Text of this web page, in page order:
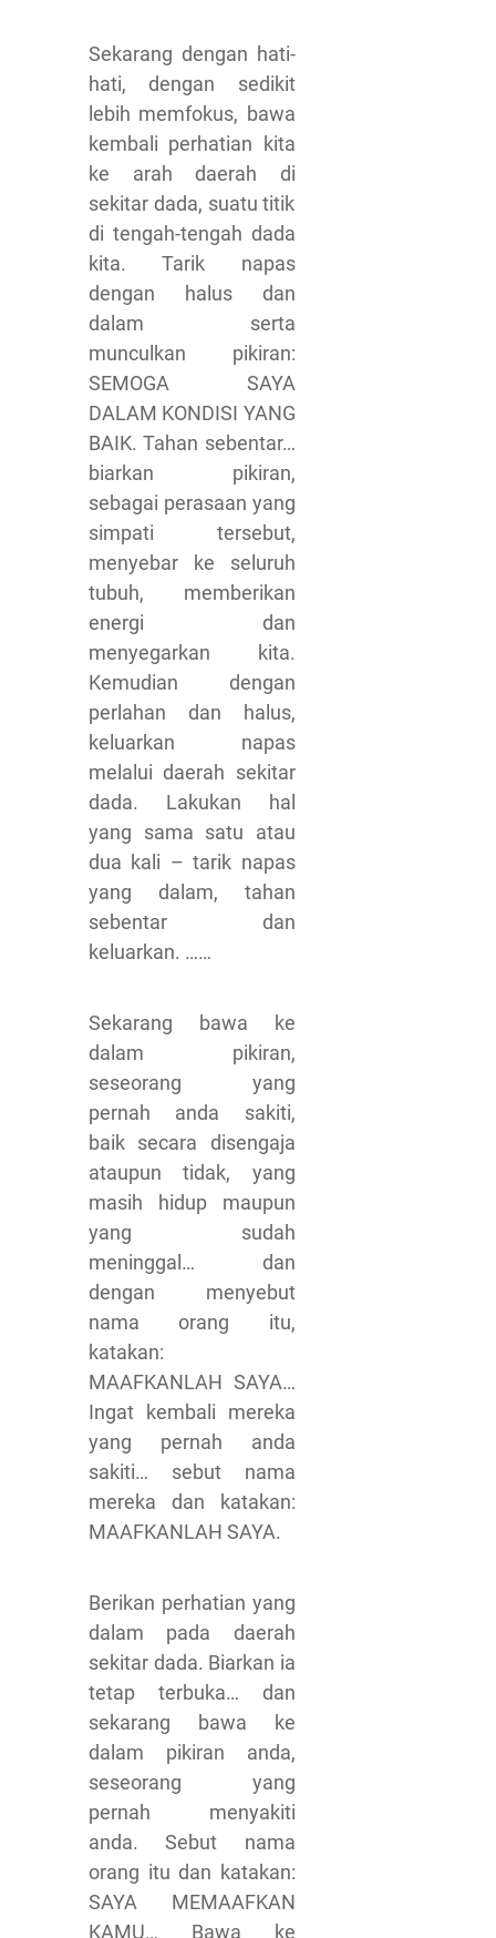
Sekarang dengan hati-
hati, dengan sedikit
lebih memfokus, bawa
kembali perhatian kita
ke arah daerah di
sekitar dada, suatu titik
di tengah-tengah dada
kita. Tarik napas
dengan halus dan
dalam serta
munculkan pikiran:
SEMOGA SAYA
DALAM KONDISI YANG
BAIK. Tahan sebentar…
biarkan pikiran,
sebagai perasaan yang
simpati tersebut,
menyebar ke seluruh
tubuh, memberikan
energi dan
menyegarkan kita.
Kemudian dengan
perlahan dan halus,
keluarkan napas
melalui daerah sekitar
dada. Lakukan hal
yang sama satu atau
dua kali – tarik napas
yang dalam, tahan
sebentar dan
keluarkan. ……
Sekarang bawa ke
dalam pikiran,
seseorang yang
pernah anda sakiti,
baik secara disengaja
ataupun tidak, yang
masih hidup maupun
yang sudah
meninggal… dan
dengan menyebut
nama orang itu,
katakan:
MAAFKANLAH SAYA…
Ingat kembali mereka
yang pernah anda
sakiti… sebut nama
mereka dan katakan:
MAAFKANLAH SAYA.
Berikan perhatian yang
dalam pada daerah
sekitar dada. Biarkan ia
tetap terbuka… dan
sekarang bawa ke
dalam pikiran anda,
seseorang yang
pernah menyakiti
anda. Sebut nama
orang itu dan katakan:
SAYA MEMAAFKAN
KAMU… Bawa ke